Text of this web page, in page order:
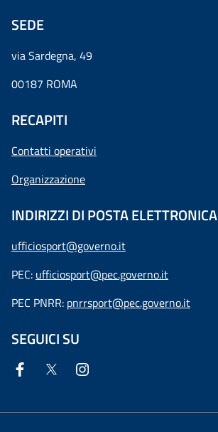
SEDE
via Sardegna, 49
00187 ROMA
RECAPITI
Contatti operativi
Organizzazione
INDIRIZZI DI POSTA ELETTRONICA
ufficiosport@governo.it
PEC: ufficiosport@pec.governo.it
PEC PNRR: pnrrsport@pec.governo.it
SEGUICI SU